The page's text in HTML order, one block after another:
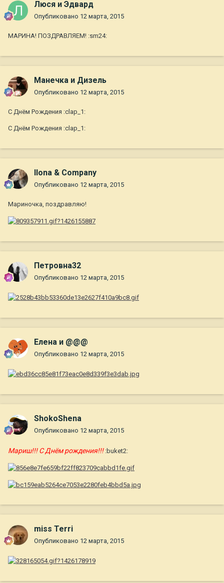
Люся и Эдвард
Опубликовано 12 марта, 2015
МАРИНА! ПОЗДРАВЛЯЕМ! :sm24:
Манечка и Дизель
Опубликовано 12 марта, 2015
С Днём Рождения :clap_1:
С Днём Рождения :clap_1:
Ilona & Company
Опубликовано 12 марта, 2015
Мариночка, поздравляю!
Петровна32
Опубликовано 12 марта, 2015
Елена и @@@
Опубликовано 12 марта, 2015
ShokoShena
Опубликовано 12 марта, 2015
Мариш!!! С Днём рождения!!! :buket2:
miss Terri
Опубликовано 12 марта, 2015